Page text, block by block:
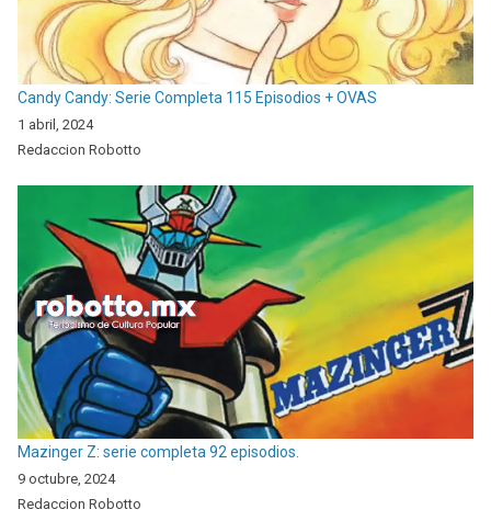
Candy Candy: Serie Completa 115 Episodios + OVAS
1 abril, 2024
Redaccion Robotto
Mazinger Z: serie completa 92 episodios.
9 octubre, 2024
Redaccion Robotto